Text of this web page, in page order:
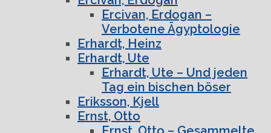
Ercivan, Erdogan –
Verbotene Ägyptologie
Erhardt, Heinz
Erhardt, Ute
Erhardt, Ute – Und jeden
Tag ein bischen böser
Eriksson, Kjell
Ernst, Otto